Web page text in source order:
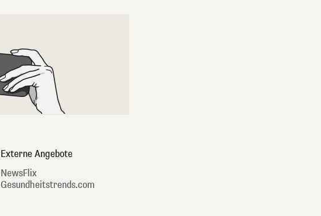
Externe Angebote
NewsFlix
Gesundheitstrends.com